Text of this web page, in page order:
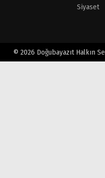
Siyaset
© 2026 Doğubayazıt Halkın